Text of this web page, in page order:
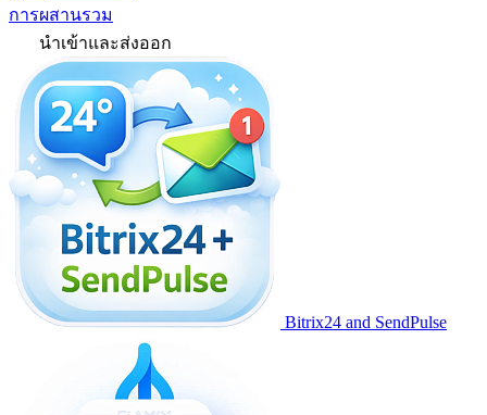
การผสานรวม
นำเข้าและส่งออก
Bitrix24 and SendPulse